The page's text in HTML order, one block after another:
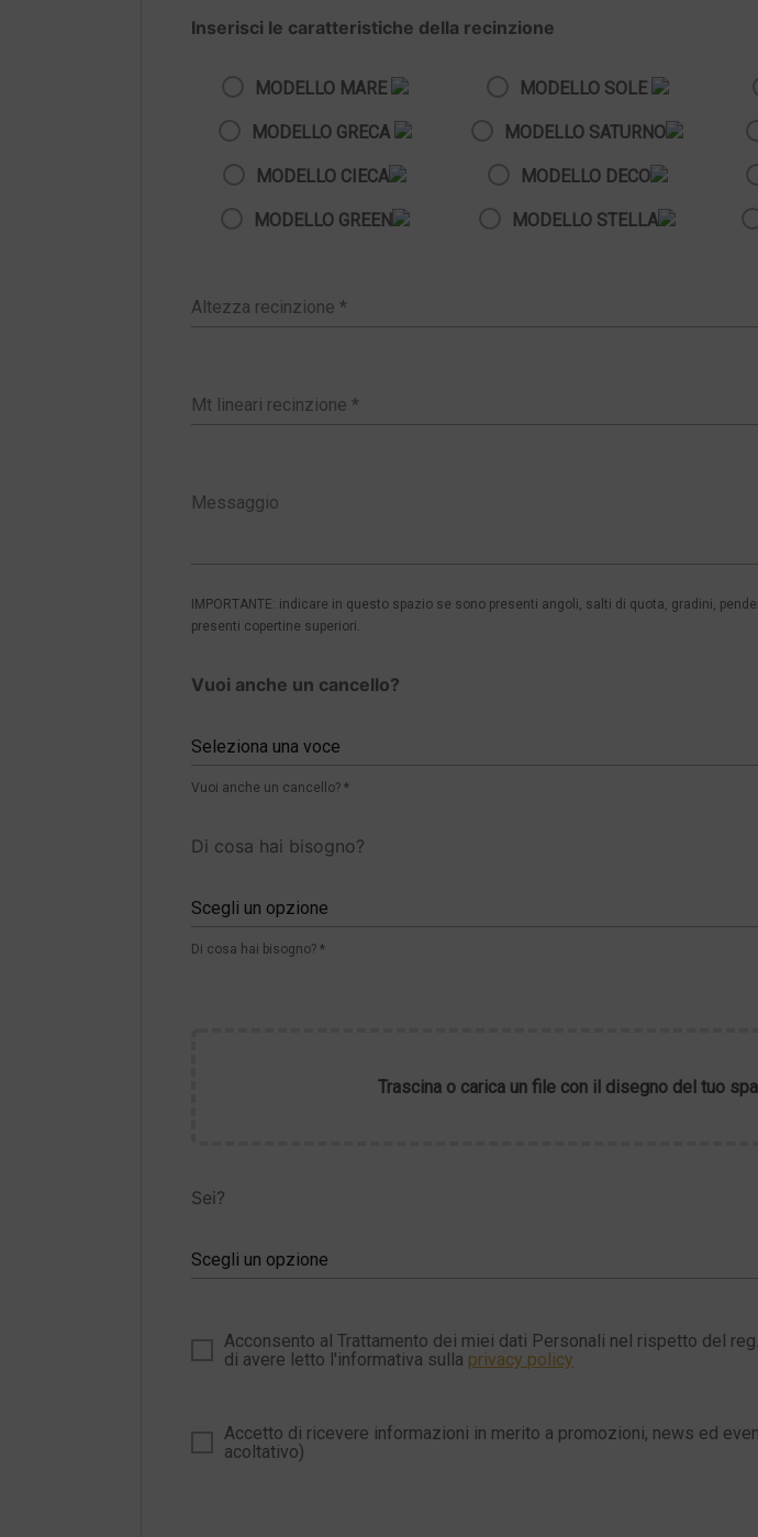
Inserisci le caratteristiche della recinzione
MODELLO MARE MODELLO SOLE
MODELLO GRECA MODELLO SATURNO
MODELLO CIECA MODELLO DECO
MODELLO GREEN MODELLO STELLA
IMPORTANTE: indicare in questo spazio se sono presenti angoli, salti di quota, gradini,
presenti copertine superiori.
Vuoi anche un cancello?
Seleziona una voce
Vuoi anche un cancello? *
Di cosa hai bisogno?
Scegli un opzione
Di cosa hai bisogno? *
Trascina o carica un file con il disegno del tuo
Sei?
Scegli un opzione
Acconsento al Trattamento dei miei dati Personali nel rispetto del
di avere letto l'informativa sulla privacy policy
Accetto di ricevere informazioni in merito a promozioni, news ed
acoltativo)